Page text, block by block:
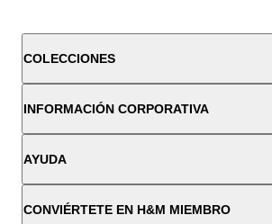
COLECCIONES
INFORMACIÓN CORPORATIVA
AYUDA
CONVIÉRTETE EN H&M MIEMBRO